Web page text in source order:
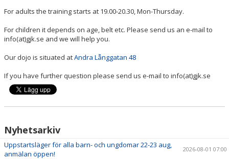
For adults the training starts at 19.00-20.30, Mon-Thursday.
For children it depends on age, belt etc. Please send us an e-mail to
info(at)gjk.se and we will help you.
Our dojo is situated atAndra Långgatan 48
If you have further question please send us e-mail to info(at)gjk.se
Nyhetsarkiv
Uppstartsläger för alla barn- och ungdomar 22-23 aug,
anmälan öppen!
2026-08-01 07:00